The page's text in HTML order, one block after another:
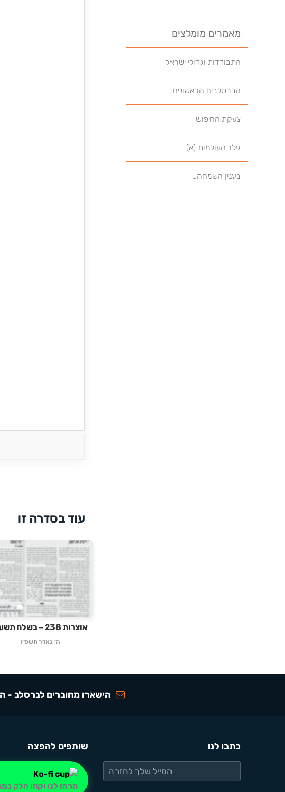
מאמרים מומלצים
התבודדות וגדולי ישראל
הברסלבים הראשונים
צעקת החיפוש
גילוי העולמות (א)
בענין השמחה…
עוד בסדרה זו
אוצרות 238 – בשלח תשעה
ה׳ באדר תשפ״ו
הישארו מחוברים לברסלב -
שותפים להפצה
תרמו לנו וקחו חלק
כתבו לנו